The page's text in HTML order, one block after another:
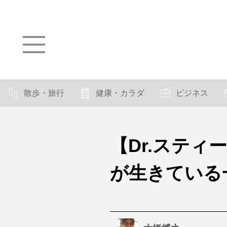
散歩・旅行 健康・カラダ ビジネス
【Dr.スティ
が生きてい